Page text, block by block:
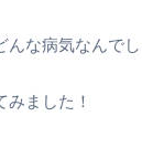
な病気なんでし
ました！